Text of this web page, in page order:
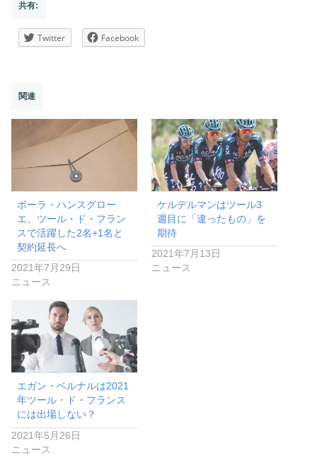
共有:
Twitter Facebook
関連
ボーラ・ハンスグロー
エ、ツール・ド・フラン
スで活躍した2名+1名と
契約延長へ
2021年7月29日
ニュース
ケルデルマンはツール3
週目に「違ったもの」を
期待
2021年7月13日
ニュース
エガン・ベルナルは2021
年ツール・ド・フランス
には出場しない？
2021年5月26日
ニュース